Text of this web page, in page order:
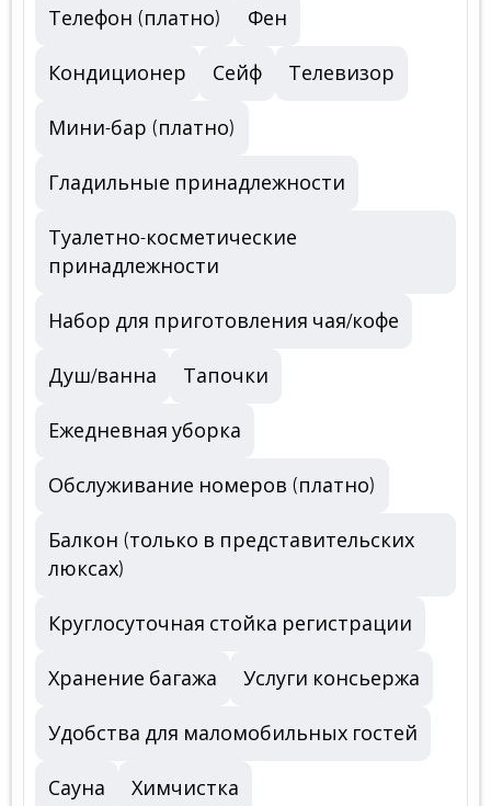
Телефон (платно) Фен
Кондиционер Сейф Телевизор
Мини-бар (платно)
Гладильные принадлежности
Туалетно-косметические
принадлежности
Набор для приготовления чая/кофе
Душ/ванна Тапочки
Ежедневная уборка
Обслуживание номеров (платно)
Балкон (только в представительских
люксах)
Круглосуточная стойка регистрации
Хранение багажа Услуги консьержа
Удобства для маломобильных гостей
Сауна Химчистка